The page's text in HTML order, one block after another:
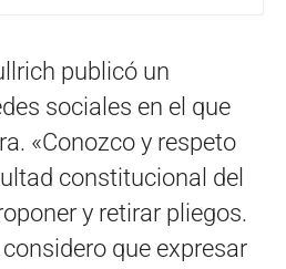
publicó un
sociales en el que
«Conozco y respeto
constitucional del
y retirar pliegos.
que expresar